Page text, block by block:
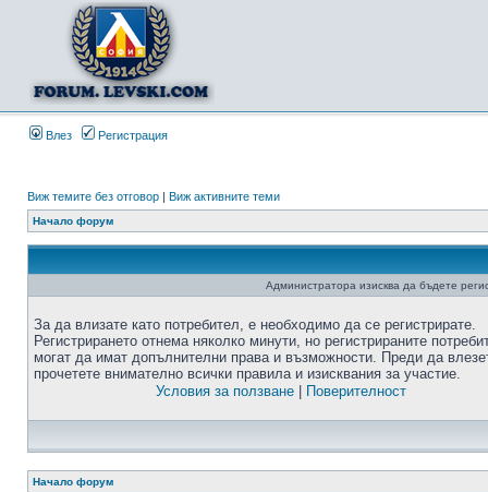
Влез Регистрация
Виж темите без отговор | Виж активните теми
Начало форум
Администратора изисква да бъдете
За да влизате като потребител, е необходимо да се регистрирате.
Регистрирането отнема няколко минути, но регистрираните
могат да имат допълнителни права и възможности. Преди да
прочетете внимателно всички правила и изисквания за участие.
Условия за ползване| Поверителност
Начало форум